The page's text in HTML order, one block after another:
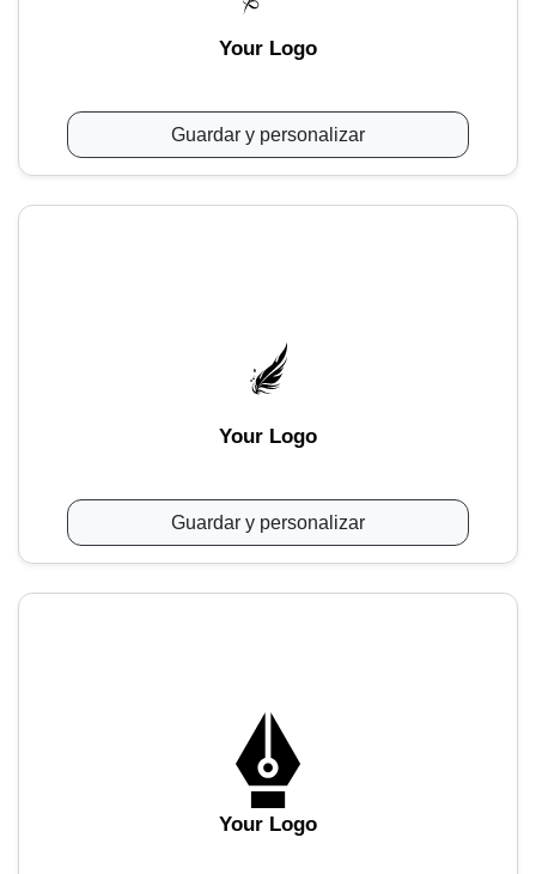
Your Logo
Guardar y personalizar
Your Logo
Guardar y personalizar
Your Logo